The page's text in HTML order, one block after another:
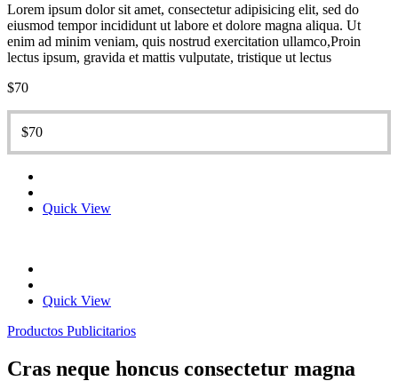
Lorem ipsum dolor sit amet, consectetur adipisicing elit, sed do
eiusmod tempor incididunt ut labore et dolore magna aliqua. Ut
enim ad minim veniam, quis nostrud exercitation ullamco,Proin
lectus ipsum, gravida et mattis vulputate, tristique ut lectus
$70
$70
Quick View
Quick View
Productos Publicitarios
Cras neque honcus consectetur magna